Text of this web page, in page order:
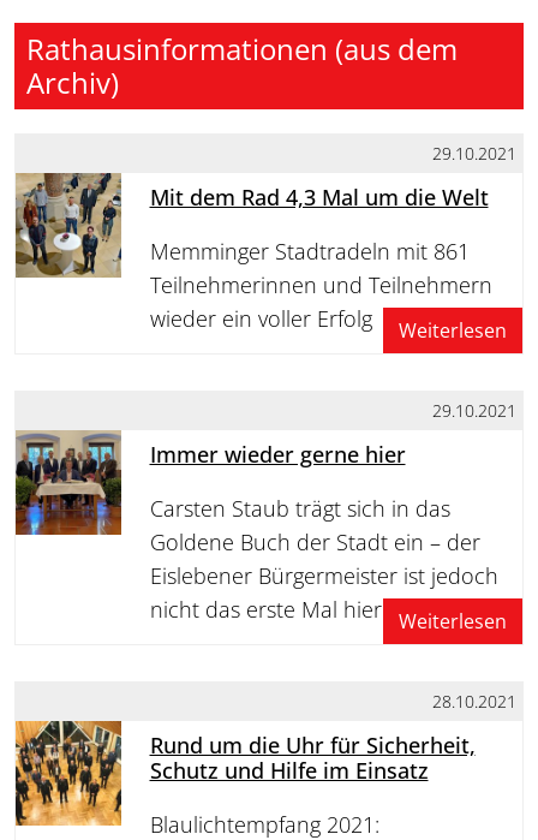
Rathausinformationen (aus dem
Archiv)
29.10.2021
Mit dem Rad 4,3 Mal um die Welt
Memminger Stadtradeln mit 861
Teilnehmerinnen und Teilnehmern
wieder ein voller Erfolg
Weiterlesen
29.10.2021
Immer wieder gerne hier
Carsten Staub trägt sich in das
Goldene Buch der Stadt ein – der
Eislebener Bürgermeister ist jedoch
nicht das erste Mal hier
Weiterlesen
28.10.2021
Rund um die Uhr für Sicherheit,
Schutz und Hilfe im Einsatz
Blaulichtempfang 2021: